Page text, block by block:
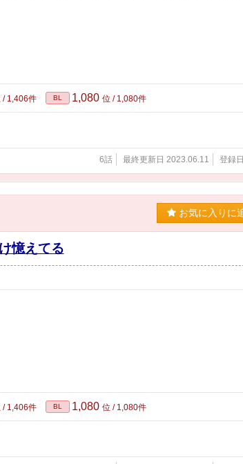
/ 1,406件 BL 1,080 位 / 1,080件
6話 最終更新日 2023.06.11 登録
お気に入りに
憶えてる
/ 1,406件 BL 1,080 位 / 1,080件